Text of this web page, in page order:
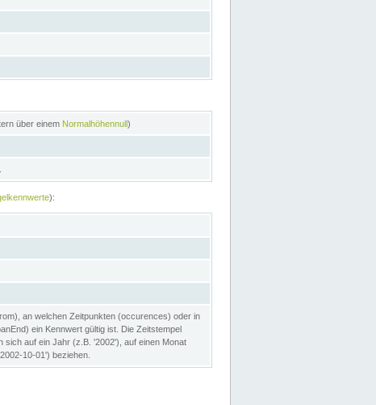
über einem Normalhöhennull )
):
an welchen Zeitpunkten (occurences) oder in
ein Kennwert gültig ist. Die Zeitstempel
sich auf ein Jahr (z.B. '2002'), auf einen Monat
10-01') beziehen.